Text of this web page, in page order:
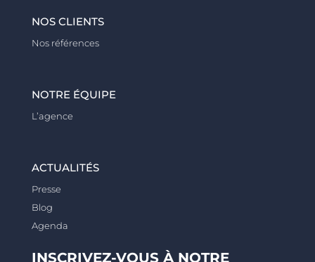
NOS CLIENTS
Nos références
NOTRE ÉQUIPE
L’agence
ACTUALITÉS
Presse
Blog
Agenda
INSCRIVEZ-VOUS À NOTRE